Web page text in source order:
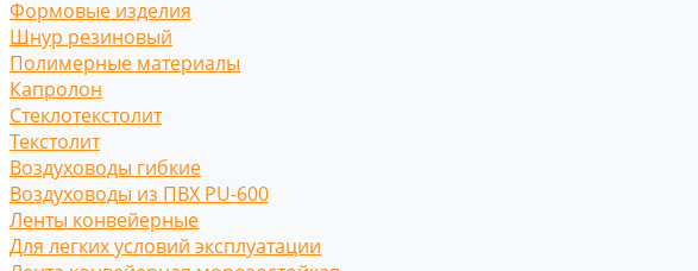
Формовые изделия
Шнур резиновый
Полимерные материалы
Капролон
Стеклотекстолит
Текстолит
Воздуховоды гибкие
Воздуховоды из ПВХ PU-600
Ленты конвейерные
Для легких условий эксплуатации